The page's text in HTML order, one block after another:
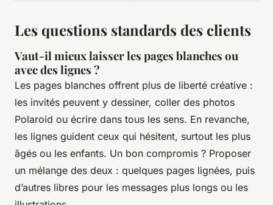
Les questions standards des clients
Vaut-il mieux laisser les pages blanches ou
avec des lignes ?
Les pages blanches offrent plus de liberté créative :
les invités peuvent y dessiner, coller des photos
Polaroid ou écrire dans tous les sens. En revanche,
les lignes guident ceux qui hésitent, surtout les plus
âgés ou les enfants. Un bon compromis ? Proposer
un mélange des deux : quelques pages lignées, puis
d’autres libres pour les messages plus longs ou les